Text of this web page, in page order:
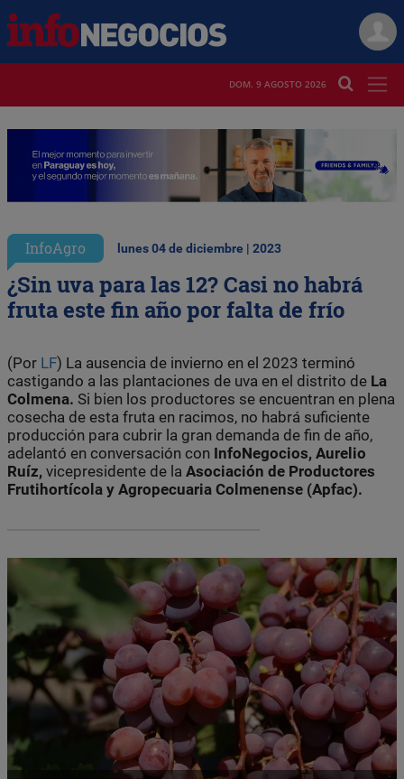
DOM. 9 AGOSTO 2026
InfoAgro lunes 04 de diciembre | 2023
¿Sin uva para las 12? Casi no habrá
fruta este fin año por falta de frío
(Por LF) La ausencia de invierno en el 2023 terminó
castigando a las plantaciones de uva en el distrito de La
Colmena. Si bien los productores se encuentran en plena
cosecha de esta fruta en racimos, no habrá suficiente
producción para cubrir la gran demanda de fin de año,
adelantó en conversación con InfoNegocios, Aurelio
Ruíz, vicepresidente de la Asociación de Productores
Frutihortícola y Agropecuaria Colmenense (Apfac).